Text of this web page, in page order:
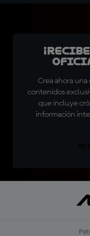
Crea ahora
contenidos
que incluye
información